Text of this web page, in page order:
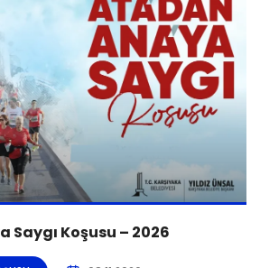
Saygı Koşusu – 2026